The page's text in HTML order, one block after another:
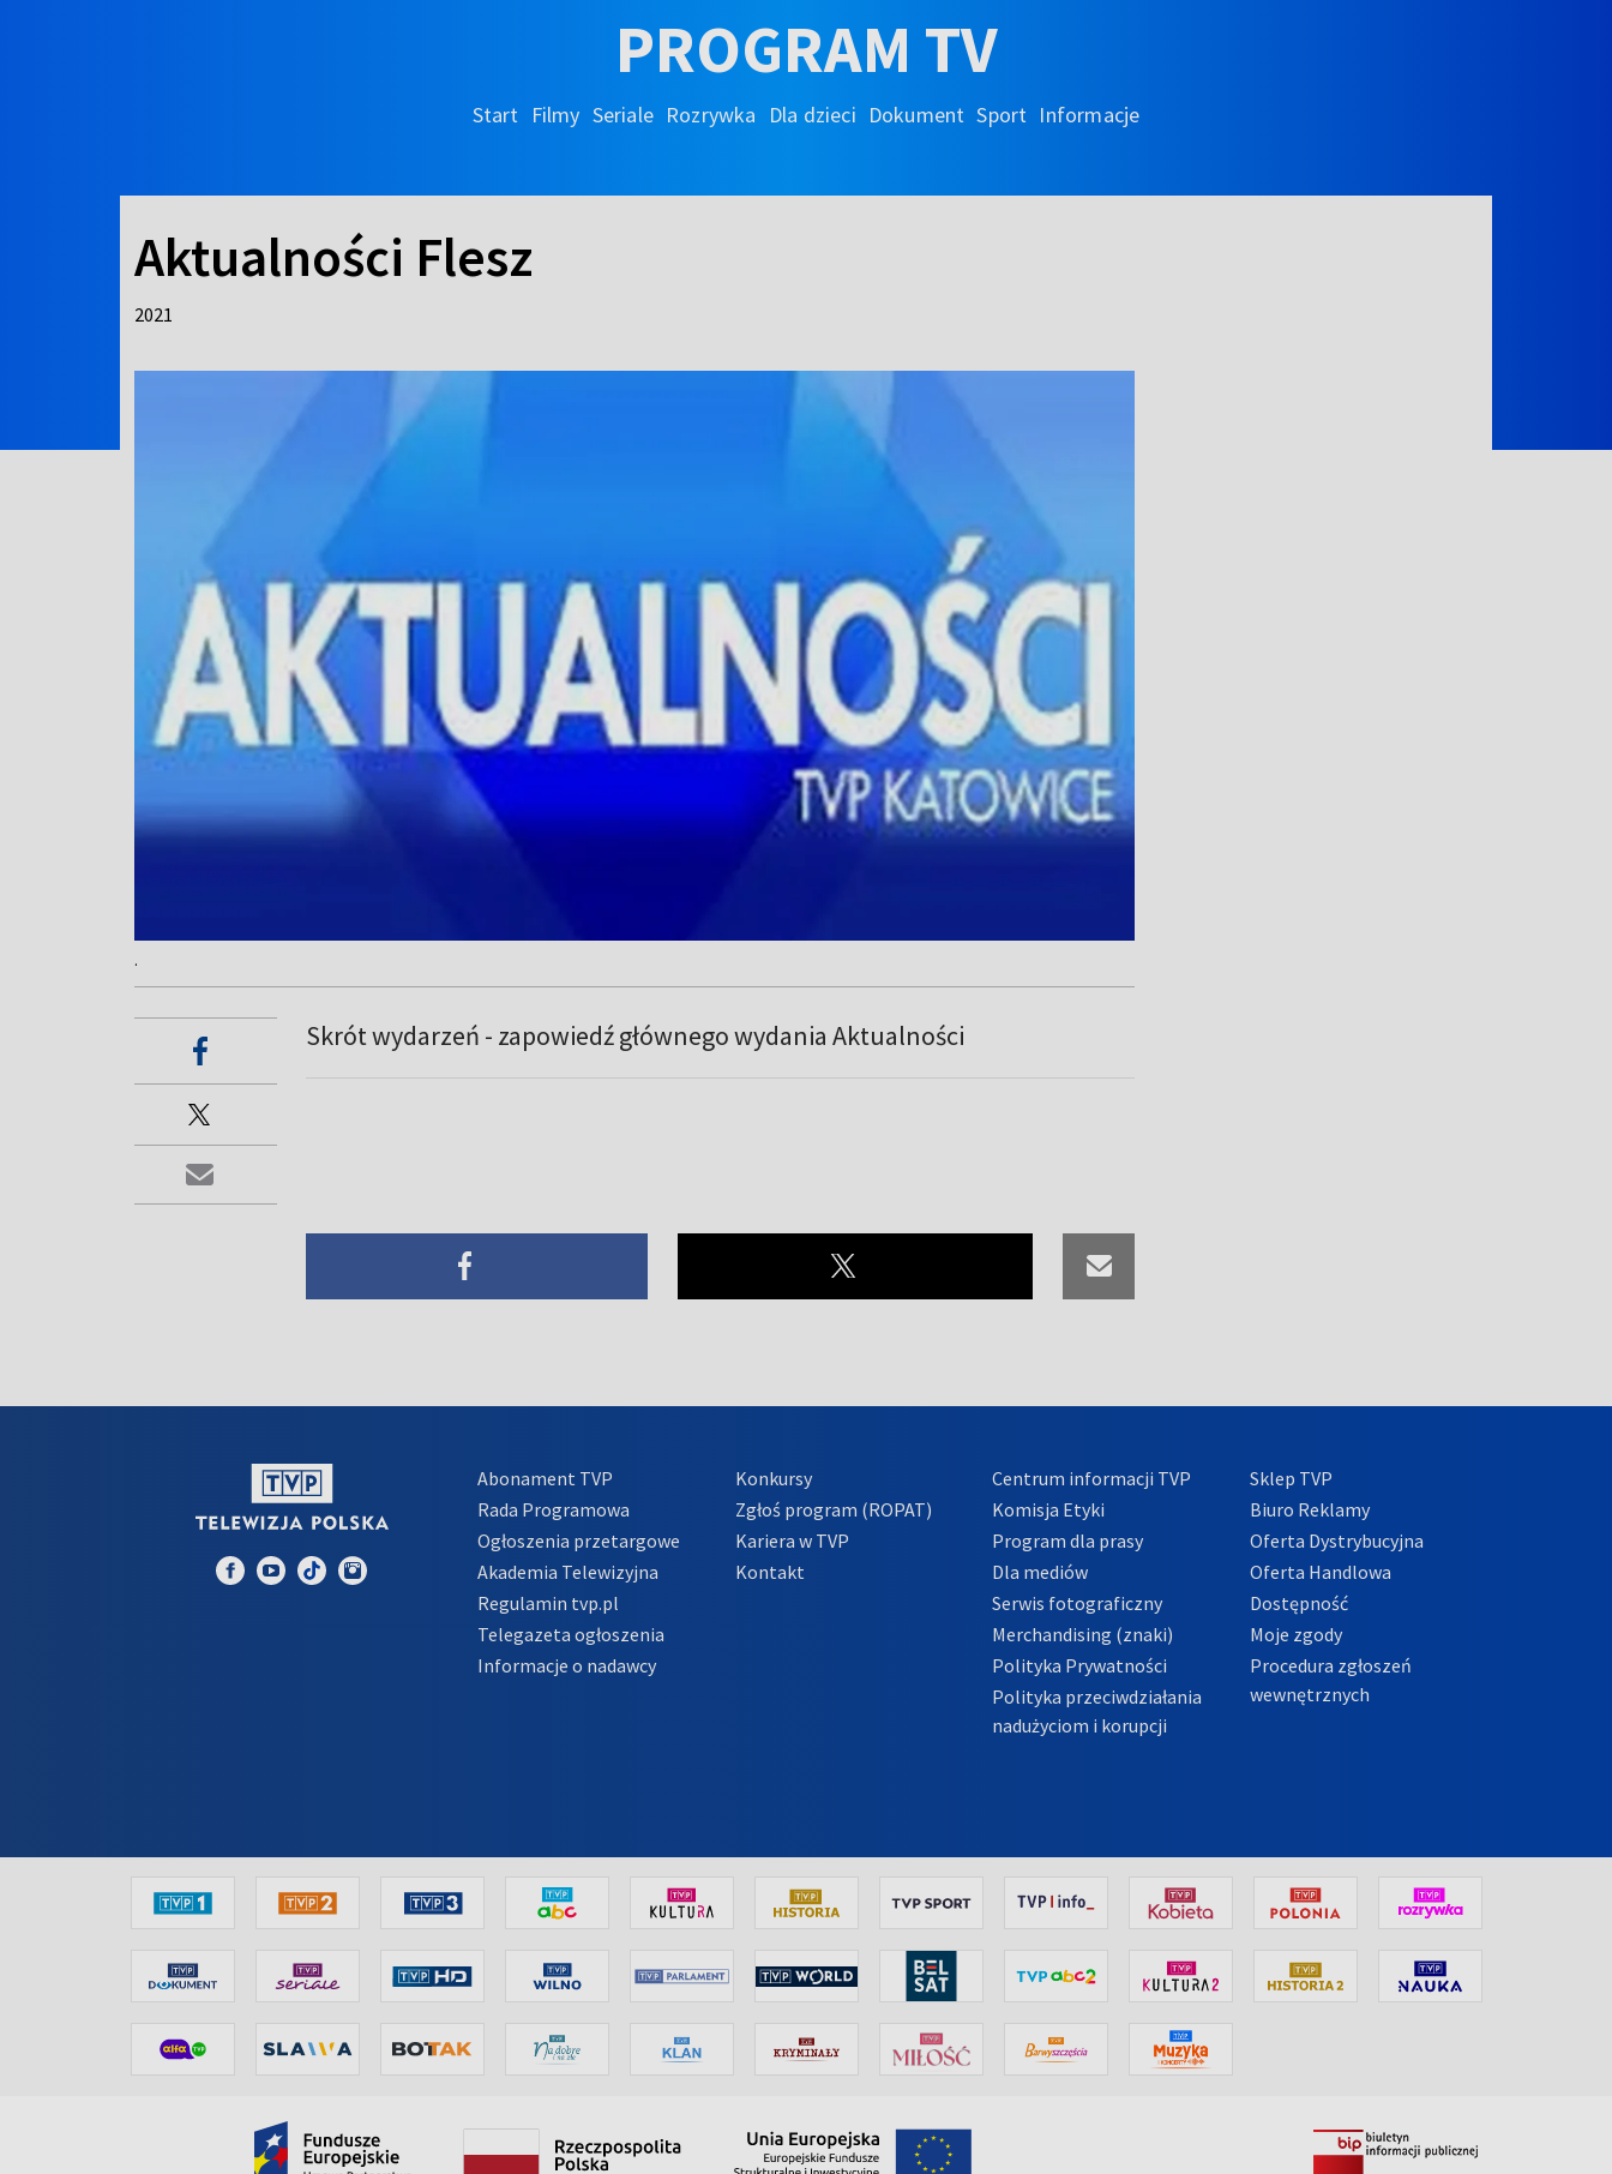
PROGRAM TV
Start Filmy Seriale Rozrywka Dla dzieci Dokument Sport Informacje
Aktualności Flesz
2021
.
Skrót wydarzeń - zapowiedź głównego wydania Aktualności
Abonament TVP
Rada Programowa
Ogłoszenia przetargowe
Akademia Telewizyjna
Regulamin tvp.pl
Telegazeta ogłoszenia
Informacje o nadawcy
Konkursy
Zgłoś program (ROPAT)
Kariera w TVP
Kontakt
Centrum informacji TVP
Komisja Etyki
Program dla prasy
Dla mediów
Serwis fotograficzny
Merchandising (znaki)
Polityka Prywatności
Polityka przeciwdziałania
nadużyciom i korupcji
Sklep TVP
Biuro Reklamy
Oferta Dystrybucyjna
Oferta Handlowa
Dostępność
Moje zgody
Procedura zgłoszeń
wewnętrznych